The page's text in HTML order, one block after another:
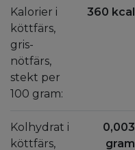
Kalorier i
köttfärs,
gris-
nötfärs,
stekt per
100 gram:
360 kcal
Kolhydrat i
köttfärs,
0,003
gram